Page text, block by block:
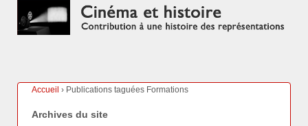
Accueil › Publications taguées Formations
Archives du site